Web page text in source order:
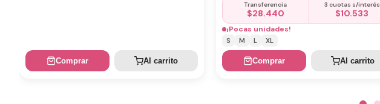
Comprar Al carrito
Transferencia
$28.440
3 cuotas s/interés
$10.533
¡Pocas unidades!
S M L XL
Comprar Al carrito